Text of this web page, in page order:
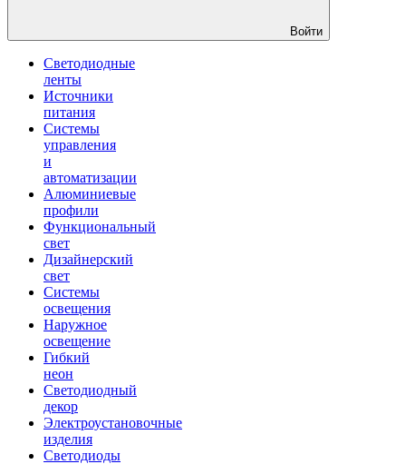
Войти
Светодиодные
ленты
Источники
питания
Системы
управления
и
автоматизации
Алюминиевые
профили
Функциональный
свет
Дизайнерский
свет
Системы
освещения
Наружное
освещение
Гибкий
неон
Светодиодный
декор
Электроустановочные
изделия
Светодиоды